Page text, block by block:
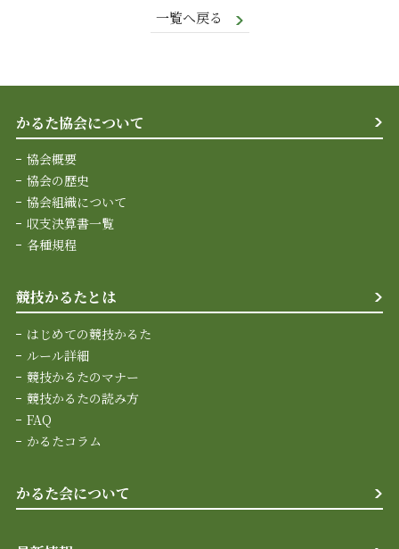
一覧へ戻る
かるた協会について
協会概要
協会の歴史
協会組織について
収支決算書一覧
各種規程
競技かるたとは
はじめての競技かるた
ルール詳細
競技かるたのマナー
競技かるたの読み方
FAQ
かるたコラム
かるた会について